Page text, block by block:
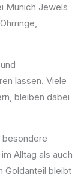
Munich Jewels
lassen. Viele
bleiben dabei
besondere
Alltag als auch
Goldanteil bleibt